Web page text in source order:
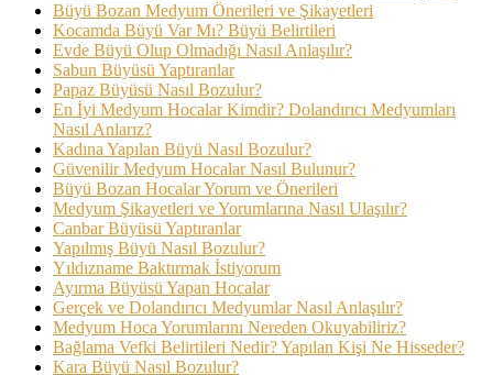
Büyü Bozan Medyum Önerileri ve Şikayetleri
Kocamda Büyü Var Mı? Büyü Belirtileri
Evde Büyü Olup Olmadığı Nasıl Anlaşılır?
Sabun Büyüsü Yaptıranlar
Papaz Büyüsü Nasıl Bozulur?
En İyi Medyum Hocalar Kimdir? Dolandırıcı Medyumları
Nasıl Anlarız?
Kadına Yapılan Büyü Nasıl Bozulur?
Güvenilir Medyum Hocalar Nasıl Bulunur?
Büyü Bozan Hocalar Yorum ve Önerileri
Medyum Şikayetleri ve Yorumlarına Nasıl Ulaşılır?
Canbar Büyüsü Yaptıranlar
Yapılmış Büyü Nasıl Bozulur?
Yıldızname Baktırmak İstiyorum
Ayırma Büyüsü Yapan Hocalar
Gerçek ve Dolandırıcı Medyumlar Nasıl Anlaşılır?
Medyum Hoca Yorumlarını Nereden Okuyabiliriz?
Bağlama Vefki Belirtileri Nedir? Yapılan Kişi Ne Hisseder?
Kara Büyü Nasıl Bozulur?